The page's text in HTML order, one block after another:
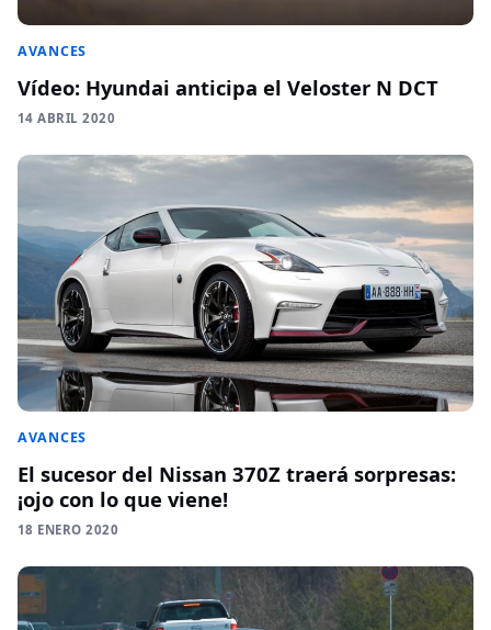
AVANCES
Vídeo: Hyundai anticipa el Veloster N DCT
14 ABRIL 2020
AVANCES
El sucesor del Nissan 370Z traerá sorpresas:
¡ojo con lo que viene!
18 ENERO 2020